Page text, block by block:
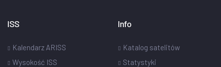
ISS
Kalendarz ARISS
Wysokość ISS
Info
Katalog satelitów
Statystyki